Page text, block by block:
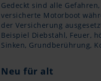
Gedeckt sind alle
versicherte Motorboot
der Versicherung
Beispiel Diebstahl, Feuer,
Sinken, Grundberührung,
Neu für alt